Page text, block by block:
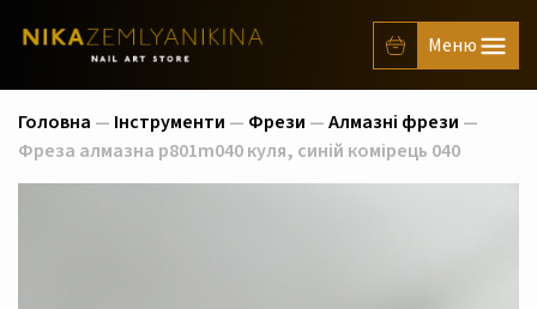
Головна — Інструменти — Фрези —Алмазні фрези —
Фреза алмазна p801m040 куля, синій комірець 040